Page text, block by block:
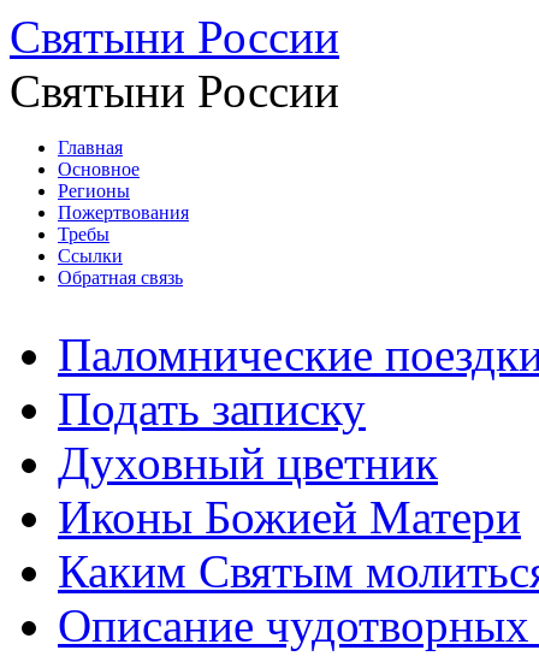
Святыни России
Святыни России
Главная
Основное
Регионы
Пожертвования
Требы
Ссылки
Обратная связь
Паломнические
Подать записку
Духовный цветник
Иконы Божией Матери
Каким Святым
Описание